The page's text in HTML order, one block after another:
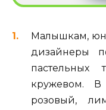
Малышкам,
дизайнеры
пастельных
кружевом. В
розовый,